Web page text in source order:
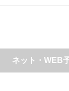
ネット・WEB